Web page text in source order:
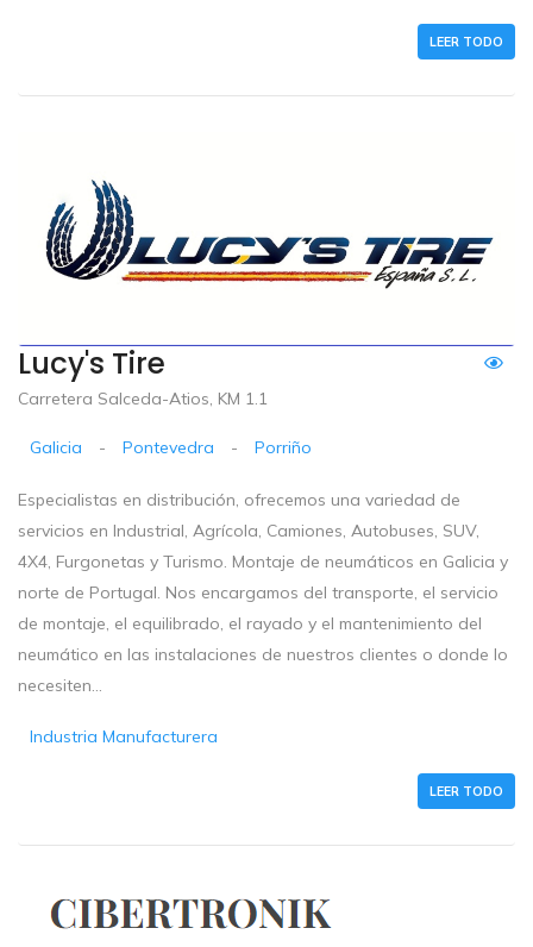
LEER TODO
Lucy's Tire
Carretera Salceda-Atios, KM 1.1
Galicia - Pontevedra - Porriño
Especialistas en distribución, ofrecemos una variedad de
servicios en Industrial, Agrícola, Camiones, Autobuses, SUV,
4X4, Furgonetas y Turismo. Montaje de neumáticos en Galicia y
norte de Portugal. Nos encargamos del transporte, el servicio
de montaje, el equilibrado, el rayado y el mantenimiento del
neumático en las instalaciones de nuestros clientes o donde lo
necesiten...
Industria Manufacturera
LEER TODO